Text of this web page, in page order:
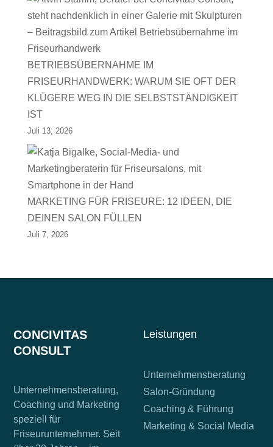
BETRIEBSÜBERNAHME IM
FRISEURHANDWERK: WARUM SIE OFT DER
KLÜGERE WEG IN DIE SELBSTSTÄNDIGKEIT
IST
Juli 13, 2026
MARKETING FÜR FRISEURE: 12 IDEEN, DIE
DEINEN SALON FÜLLEN
Juli 7, 2026
CONCIVITAS
CONSULT
Unternehmensberatung,
Coaching und Marketing
speziell für
Friseurunternehmer. Seit
Leistungen
Unternehmensberatung
Salon-Gründung
Coaching & Führung
Marketing & Social Media